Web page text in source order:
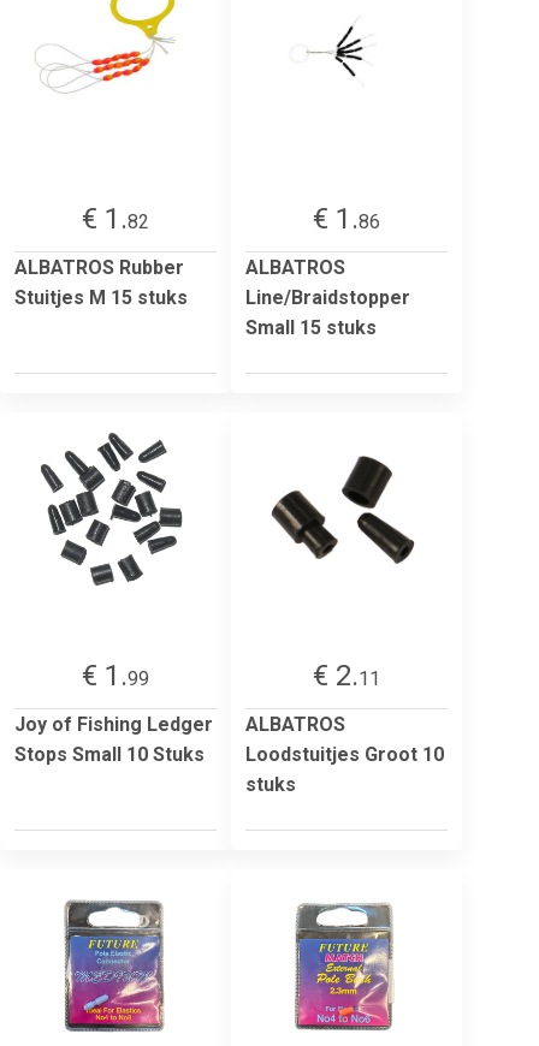
€ 1.82
ALBATROS Rubber
Stuitjes M 15 stuks
€ 1.86
ALBATROS
Line/Braidstopper
Small 15 stuks
€ 1.99
Joy of Fishing Ledger
Stops Small 10 Stuks
€ 2.11
ALBATROS
Loodstuitjes Groot 10
stuks